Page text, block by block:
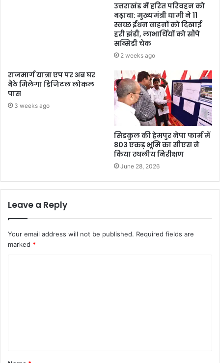
उत्तराखंड में हरित परिवहन को
बढ़ावा: मुख्यमंत्री धामी ने 11
स्वच्छ ईंधन वाहनों को दिखाई
हरी झंडी, लाभार्थियों को सौंपे
सब्सिडी चेक
2 weeks ago
राजमार्ग यात्रा एप पर अब घर
बैठे मिलेगा डिजिटल लोकल
पास
3 weeks ago
सिडकुल की हेमपुर नेपा फार्म में
803 एकड़ भूमि का सीएस ने
किया स्थलीय निरीक्षण
June 28, 2026
Leave a Reply
Your email address will not be published. Required fields are
marked *
t